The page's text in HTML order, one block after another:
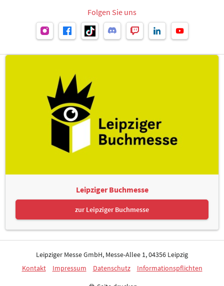
Folgen Sie uns
Leipziger Buchmesse
zur Leipziger Buchmesse
Leipziger Messe GmbH, Messe-Allee 1, 04356 Leipzig
Kontakt
Impressum Datenschutz Informationspflichten